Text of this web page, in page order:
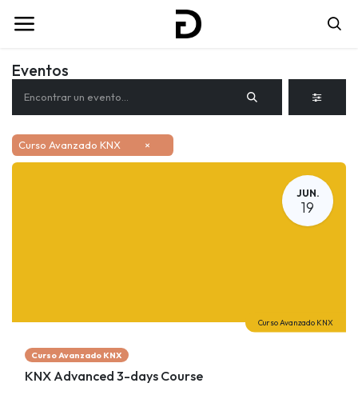
Eventos
Curso Avanzado KNX ×
JUN.
19
Curso Avanzado KNX
Curso Avanzado KNX
KNX Advanced 3-days Course